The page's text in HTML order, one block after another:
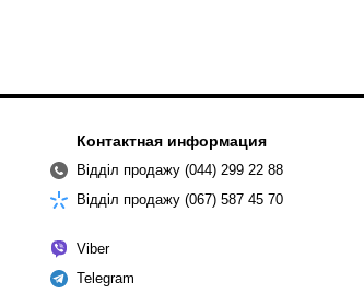
Контактная информация
Відділ продажу (044) 299 22 88
Відділ продажу (067) 587 45 70
Viber
Telegram